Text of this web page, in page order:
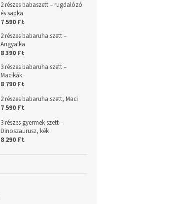
2 részes babaszett – rugdalózó
és sapka
7 590 Ft
2 részes babaruha szett –
Angyalka
8 390 Ft
3 részes babaruha szett –
Macikák
8 790 Ft
2 részes babaruha szett, Maci
7 590 Ft
3 részes gyermek szett –
Dinoszaurusz, kék
8 290 Ft